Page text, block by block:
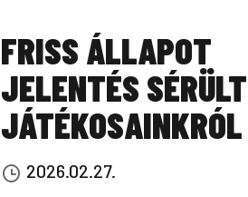
FRISS ÁLLAPOT
JELENTÉS SÉRÜLT
JÁTÉKOSAINKRÓL
2026.02.27.